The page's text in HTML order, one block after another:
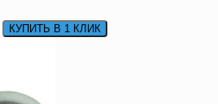
КУПИТЬ В 1 КЛИК